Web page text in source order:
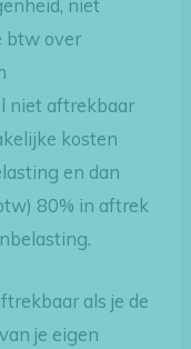
niet
btw over
niet aftrekbaar
kosten
en dan
80% in aftrek
als je de
je eigen